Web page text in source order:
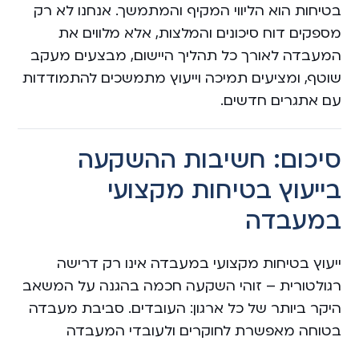
בטיחות הוא הליווי המקיף והמתמשך. אנחנו לא רק
מספקים דוח סיכונים והמלצות, אלא מלווים את
המעבדה לאורך כל תהליך היישום, מבצעים מעקב
שוטף, ומציעים תמיכה וייעוץ מתמשכים להתמודדות
עם אתגרים חדשים.
סיכום: חשיבות ההשקעה
בייעוץ בטיחות מקצועי
במעבדה
ייעוץ בטיחות מקצועי במעבדה אינו רק דרישה
רגולטורית – זוהי השקעה חכמה בהגנה על המשאב
היקר ביותר של כל ארגון: העובדים. סביבת מעבדה
בטוחה מאפשרת לחוקרים ולעובדי המעבדה